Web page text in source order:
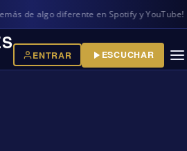
de algo diferente en Spotify y YouTube!
ENTRAR ESCUCHAR